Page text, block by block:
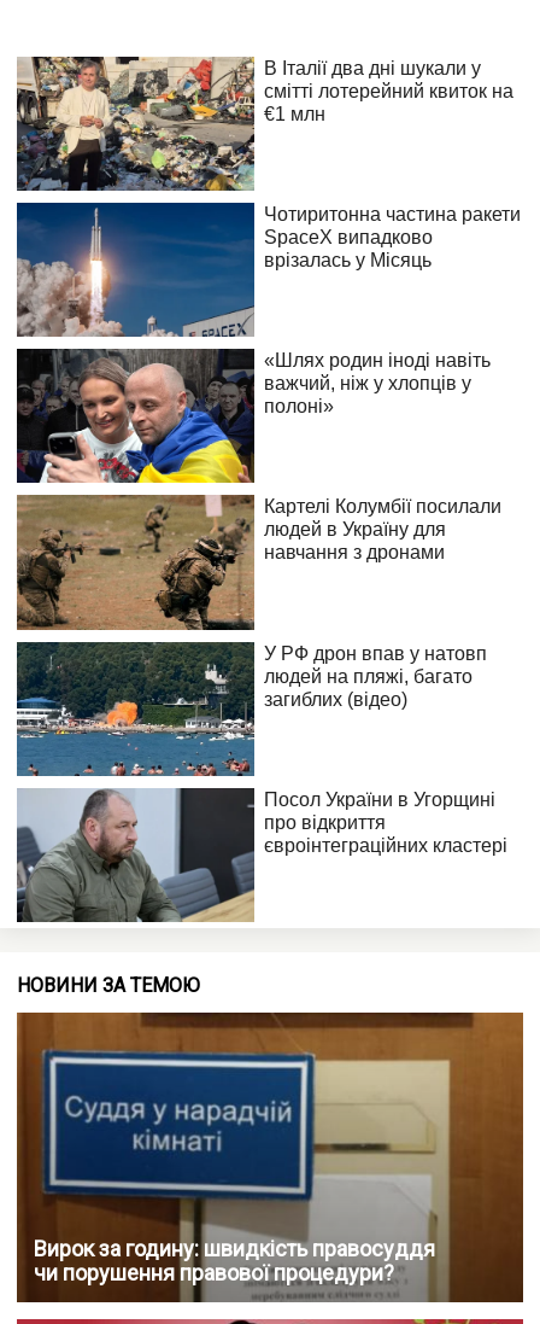
НОВИНИ ЗА ТЕМОЮ
Вирок за годину: швидкість правосуддя
чи порушення правової процедури?